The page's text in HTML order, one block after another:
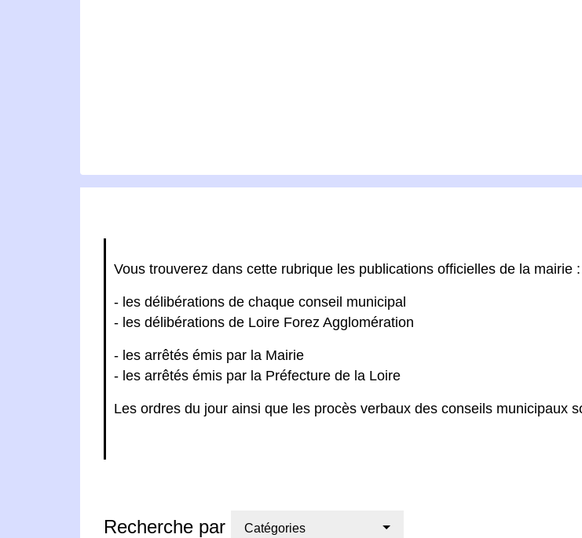
Vous trouverez dans cette rubrique les publications officielles de la mairie :
- les délibérations de chaque conseil municipal
- les délibérations de Loire Forez Agglomération
- les arrêtés émis par la Mairie
- les arrêtés émis par la Préfecture de la Loire
Les ordres du jour ainsi que les procès verbaux des conseils municipaux
Recherche par Catégories